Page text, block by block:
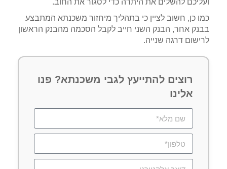
ועליכם להשלים את היתרה כדי לסגור את החוב.
כמו כן, חשוב לציין כי בתהליך מיחזור משכנתא המתבצע
בבנק אחר, הבנק השני חייב לקבל הסכמה מהבנק הראשון
לרישום דרגה שנייה.
רוצים להתייעץ לגבי משכנתא? פנו
אלינו